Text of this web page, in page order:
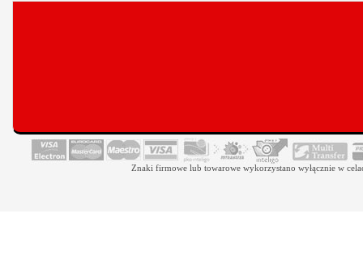
Znaki firmowe lub towarowe wykorzystano wyłącznie w